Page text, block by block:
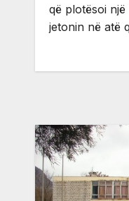
që plotësoi
jetonin në atë